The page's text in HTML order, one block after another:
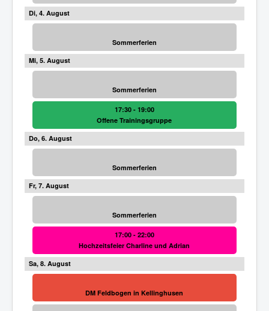
4
Sommerferien
5
Sommerferien
17:30 - 19:00
Offene Trainingsgruppe
6
Sommerferien
7
Sommerferien
17:00 - 22:00
Hochzeitsfeier Charline und Adrian
8
DM Feldbogen in Kellinghusen